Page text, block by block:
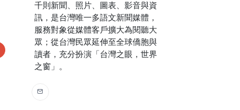
千則新聞、照片、圖表、影音與資
訊，是台灣唯一多語文新聞媒體，
服務對象從媒體客戶擴大為閱聽大
眾；從台灣民眾延伸至全球僑胞與
讀者，充分扮演「台灣之眼，世界
之窗」。